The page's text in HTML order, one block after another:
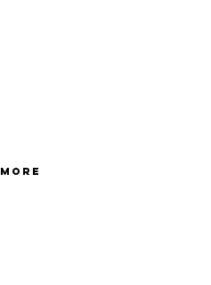
More